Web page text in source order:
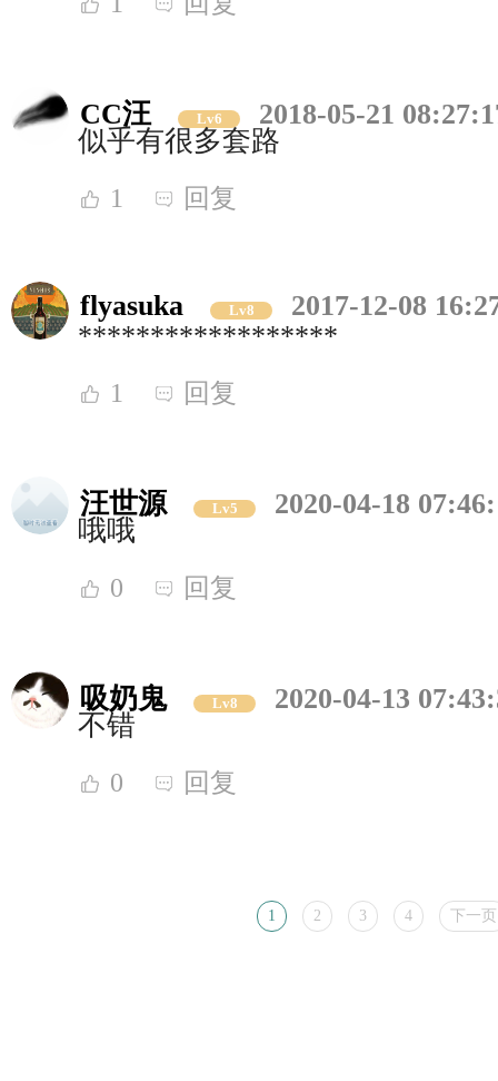
CC汪 Lv6
2018-05-21
似乎有很多套路
1 回复
flyasuka Lv8
2017-12-08
******************
1 回复
汪世源 Lv5
2020-04-18
哦哦
0 回复
吸奶鬼 Lv8
2020-04-13
不错
0 回复
1 2 3 4 下一页